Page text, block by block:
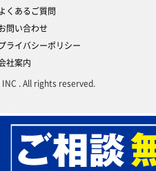
くあるご質問
問い合わせ
ライバシーポリシー
社案内
INC . All rights reserved.
お問い合わ